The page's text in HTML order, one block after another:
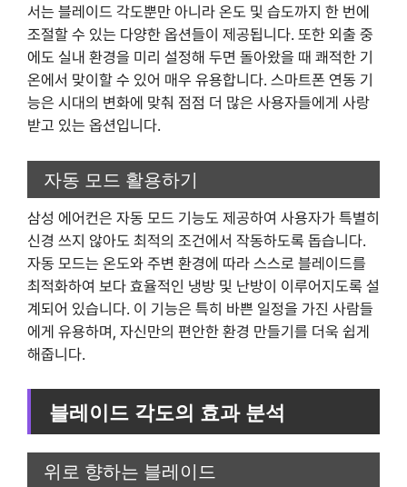
서는 블레이드 각도뿐만 아니라 온도 및 습도까지 한 번에
조절할 수 있는 다양한 옵션들이 제공됩니다. 또한 외출 중
에도 실내 환경을 미리 설정해 두면 돌아왔을 때 쾌적한 기
온에서 맞이할 수 있어 매우 유용합니다. 스마트폰 연동 기
능은 시대의 변화에 맞춰 점점 더 많은 사용자들에게 사랑
받고 있는 옵션입니다.
자동 모드 활용하기
삼성 에어컨은 자동 모드 기능도 제공하여 사용자가 특별히
신경 쓰지 않아도 최적의 조건에서 작동하도록 돕습니다.
자동 모드는 온도와 주변 환경에 따라 스스로 블레이드를
최적화하여 보다 효율적인 냉방 및 난방이 이루어지도록 설
계되어 있습니다. 이 기능은 특히 바쁜 일정을 가진 사람들
에게 유용하며, 자신만의 편안한 환경 만들기를 더욱 쉽게
해줍니다.
블레이드 각도의 효과 분석
위로 향하는 블레이드